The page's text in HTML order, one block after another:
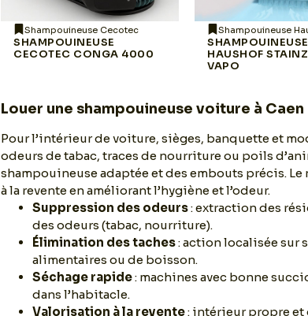
Shampouineuse Cecotec
SHAMPOUINEUSE
CECOTEC CONGA 4000
Shampouineuse
SHAMPOUINEUSE
HAUSHOF
VAPO
Louer une shampouineuse voiture à Caen
Pour l’intérieur de voiture, sièges, banquette et
odeurs de tabac, traces de nourriture ou poils
shampouineuse adaptée et des embouts précis.
à la revente en améliorant l’hygiène et l’odeur.
Suppression des odeurs: extraction des
des odeurs (tabac, nourriture).
Élimination des taches: action localisée sur
alimentaires ou de boisson.
Séchage rapide: machines avec bonne
dans l’habitacle.
Valorisation à la revente: intérieur propre et